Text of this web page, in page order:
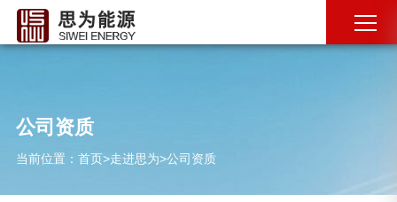
公司资质
当前位置： 首页>走进思为>公司资质